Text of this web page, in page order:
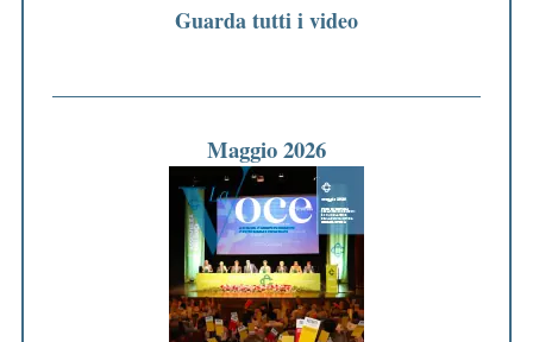
Guarda tutti i video
Maggio 2026